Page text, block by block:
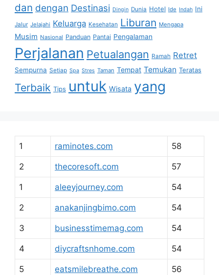
dan dengan Destinasi Dingin Dunia Hotel Ide Indah Ini
Jalur Jelajahi Keluarga Kesehatan Liburan Mengapa
Musim Nasional Panduan Pantai Pengalaman
Perjalanan Petualangan Ramah Retret
Sempurna Setiap Spa Stres Taman Tempat Temukan Teratas
Terbaik Tips untuk Wisata yang
1 raminotes.com 58
2 thecoresoft.com 57
1 aleeyjourney.com 54
2 anakanjingbimo.com 54
3 businesstimemag.com 54
4 diycraftsnhome.com 54
5 eatsmilebreathe.com 56